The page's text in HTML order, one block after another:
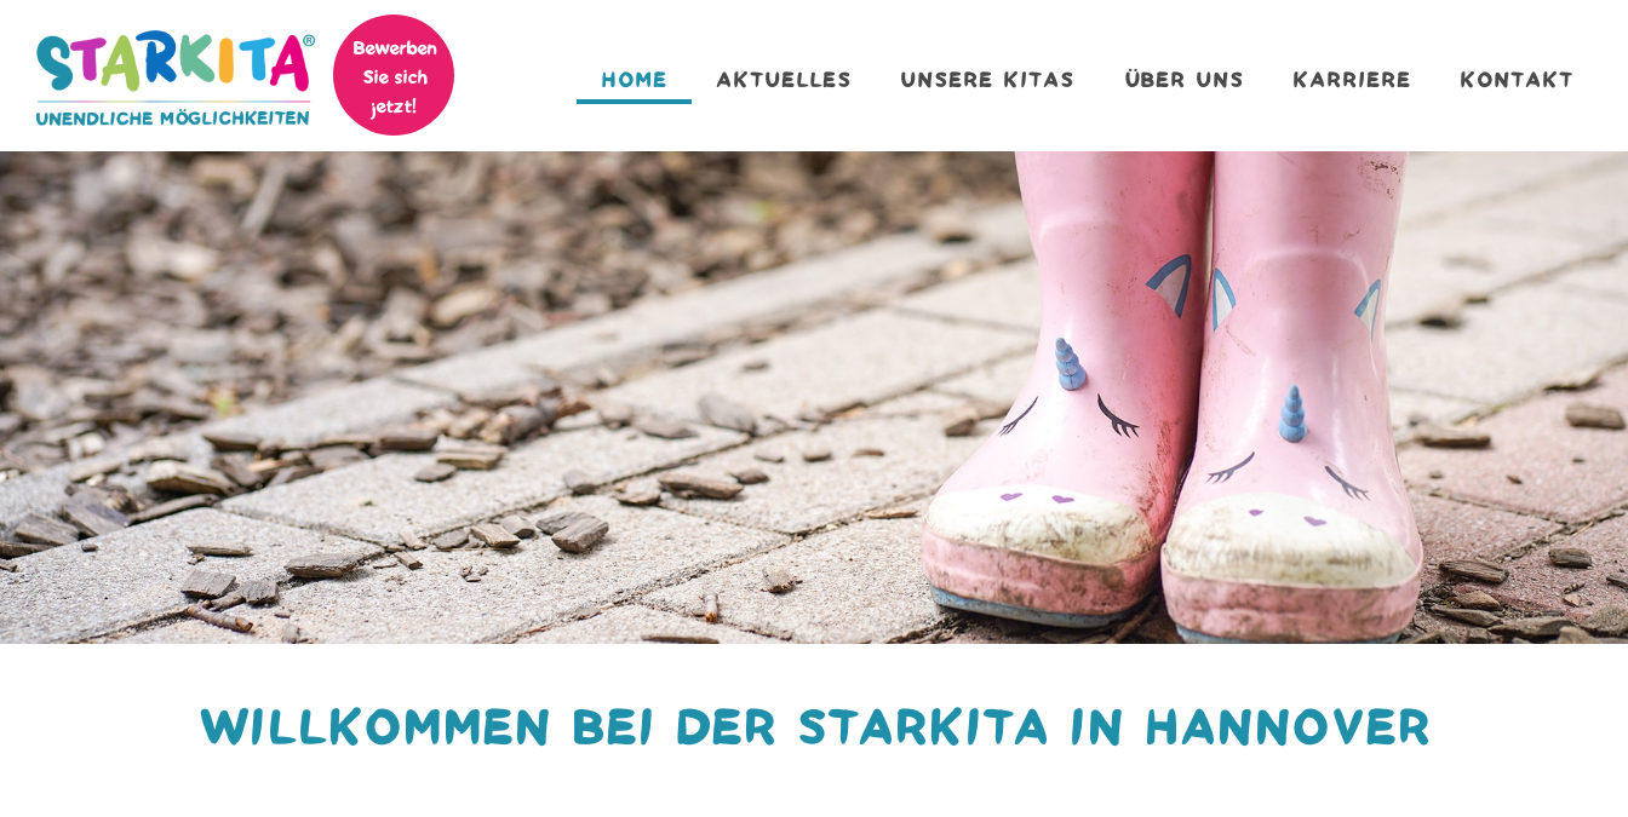
Bewerben
Sie sich
jetzt!
HOME AKTUELLES UNSERE KITAS ÜBER UNS KARRIERE KONTAKT
WILLKOMMEN BEI DER STARKITA IN HANNOVER